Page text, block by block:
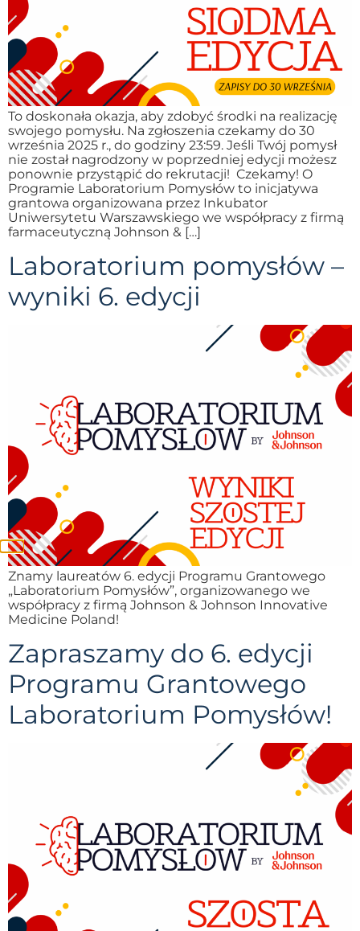
To doskonała okazja, aby zdobyć środki na realizację
swojego pomysłu. Na zgłoszenia czekamy do 30
września 2025 r., do godziny 23:59. Jeśli Twój pomysł
nie został nagrodzony w poprzedniej edycji możesz
ponownie przystąpić do rekrutacji! Czekamy! O
Programie Laboratorium Pomysłów to inicjatywa
grantowa organizowana przez Inkubator
Uniwersytetu Warszawskiego we współpracy z firmą
farmaceutyczną Johnson & […]
Laboratorium pomysłów –
wyniki 6. edycji
Znamy laureatów 6. edycji Programu Grantowego
„Laboratorium Pomysłów”, organizowanego we
współpracy z firmą Johnson & Johnson Innovative
Medicine Poland!
Zapraszamy do 6. edycji
Programu Grantowego
Laboratorium Pomysłów!